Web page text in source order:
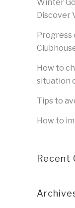
Winter
Discover
Progress
How to
situation
Tips to
How to
Recent